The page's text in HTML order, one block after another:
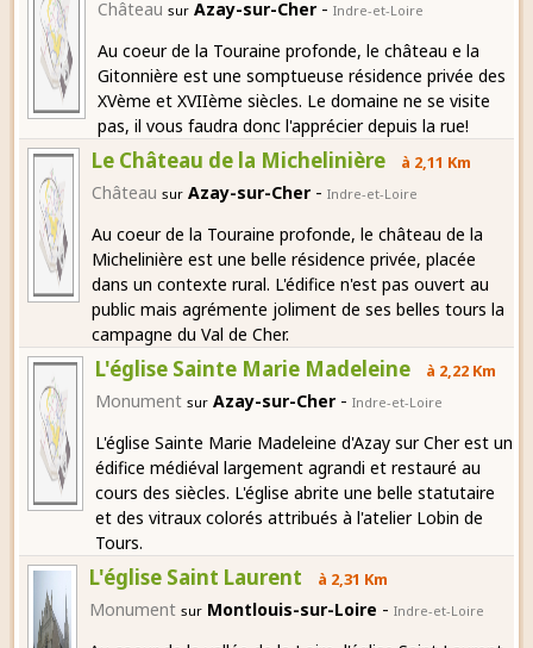
Château sur Azay-sur-Cher - Indre-et-Loire
Au coeur de la Touraine profonde, le château e la
Gitonnière est une somptueuse résidence privée des
XVème et XVIIème siècles. Le domaine ne se visite
pas, il vous faudra donc l'apprécier depuis la rue!
Le Château de la Michelinière à 2,11 Km
Château sur Azay-sur-Cher -Indre-et-Loire
Au coeur de la Touraine profonde, le château de la
Michelinière est une belle résidence privée, placée
dans un contexte rural. L'édifice n'est pas ouvert au
public mais agrémente joliment de ses belles tours la
campagne du Val de Cher.
L'église Sainte Marie Madeleine à 2,22 Km
Monument sur Azay-sur-Cher - Indre-et-Loire
L'église Sainte Marie Madeleine d'Azay sur Cher est un
édifice médiéval largement agrandi et restauré au
cours des siècles. L'église abrite une belle statutaire
et des vitraux colorés attribués à l'atelier Lobin de
Tours.
L'église Saint Laurent à 2,31 Km
Monument sur Montlouis-sur-Loire -Indre-et-Loire